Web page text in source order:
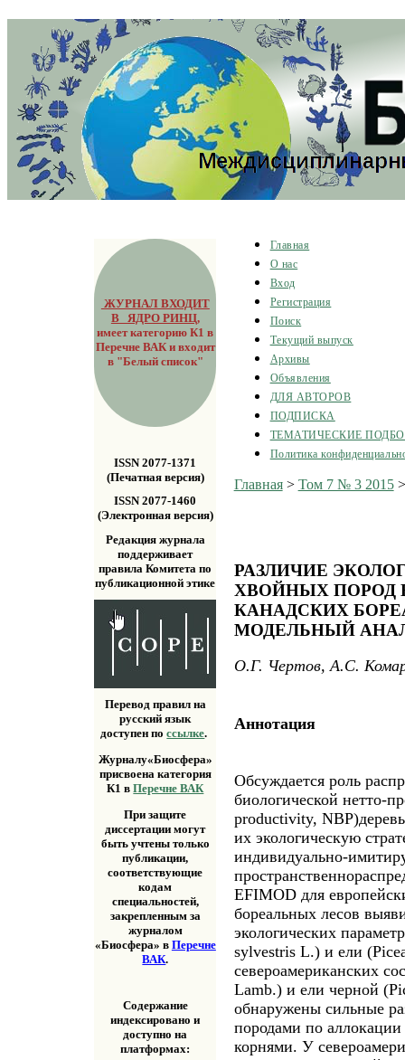
ЖУРНАЛ ВХОДИТ
В ЯДРО РИНЦ,
имеет категорию К1 в
Перечне ВАК и входит
в "Белый список"
ISSN 2077-1371
(Печатная версия)
ISSN 2077-1460
(Электронная версия)
Редакция журнала
поддерживает
правила Комитета по
публикационной этике
Перевод правил на
русский язык
доступен поссылке.
Журналу«Биосфера»
присвоена категория
К1 вПеречне ВАК
При защите
диссертации могут
быть учтены только
публикации,
соответствующие
кодам
специальностей,
закрепленным за
журналом
«Биосфера» в Перечне
ВАК.
Содержание
индексировано и
доступно на
платформах:
Главная
О нас
Вход
Регистрация
Поиск
Текущий выпуск
Архивы
Объявления
ДЛЯ АВТОРОВ
ПОДПИСКА
ТЕМАТИЧЕСКИЕ
Политика
Главная> Том 7 № 3 2015
РАЗЛИЧИЕ
ХВОЙНЫХ ПОРОД
КАНАДСКИХ
МОДЕЛЬНЫЙ
О.Г. Чертов, А.С.
Аннотация
Обсуждается роль
биологической нетто-
productivity,
их экологическую
индивидуально-
EFIMOD для
бореальных лесов
экологических
sylvestris L.) и ели
североамериканских
Lamb.) и ели черной
обнаружены сильные
породами по
корнями. У